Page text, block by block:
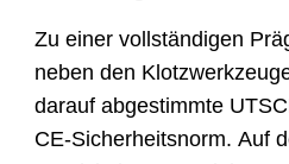
Zu einer vollständigen
neben den
darauf abgestimmte
CE-Sicherheitsnorm. Auf